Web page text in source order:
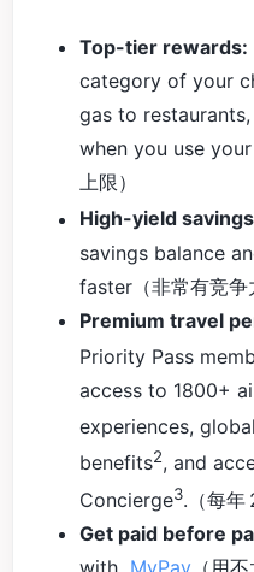
Top-tier rewards:
category of your
gas to
when you use
上限）
High-yield
savings balance
faster（非常有竞争
Premium travel
Priority Pass
access to 1800+
experiences,
benefits2, and
Concierge3.（每年
Get paid before
with MyPay （用不